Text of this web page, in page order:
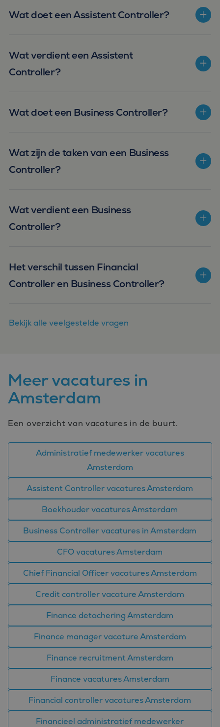
Wat doet een Assistent Controller?
Wat verdient een Assistent
Controller?
Wat doet een Business Controller?
Wat zijn de taken van een Business
Controller?
Wat verdient een Business
Controller?
Het verschil tussen Financial
Controller en Business Controller?
Bekijk alle veelgestelde vragen
Meer vacatures in
Amsterdam
Een overzicht van vacatures in de buurt.
Administratief medewerker vacatures
Amsterdam
Assistent Controller vacatures Amsterdam
Boekhouder vacatures Amsterdam
Business Controller vacatures in Amsterdam
CFO vacatures Amsterdam
Chief Financial Officer vacatures Amsterdam
Credit controller vacature Amsterdam
Finance detachering Amsterdam
Finance manager vacature Amsterdam
Finance recruitment Amsterdam
Finance vacatures Amsterdam
Financial controller vacatures Amsterdam
Financieel administratief medewerker